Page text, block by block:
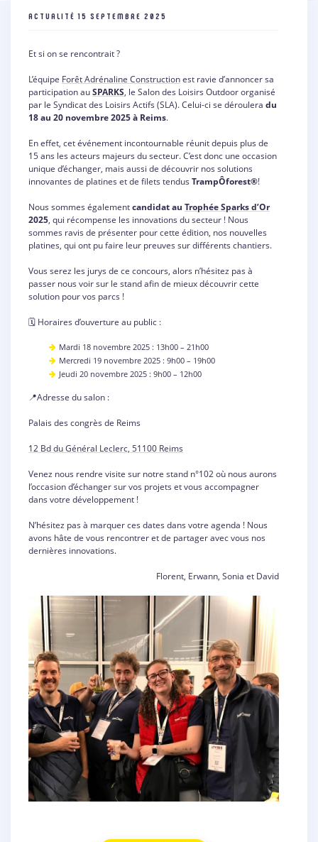
ACTUALITÉ 15 SEPTEMBRE 2025
Et si on se rencontrait ?
L’équipe Forêt Adrénaline Constructionest ravie d’annoncer sa
participation auSPARKS, le Salon des Loisirs Outdoor organisé
par le Syndicat des Loisirs Actifs (SLA). Celui-ci se déroulera du
18 au 20 novembre 2025 à Reims.
En effet, cet événement incontournable réunit depuis plus de
15 ans les acteurs majeurs du secteur. C’est donc une occasion
unique d’échanger, mais aussi de découvrir nos solutions
innovantes de platines et de filets tendus TrampÔforest®!
Nous sommes égalementcandidat au Trophée Sparks d’Or
2025, qui récompense les innovations du secteur ! Nous
sommes ravis de présenter pour cette édition, nos nouvelles
platines, qui ont pu faire leur preuves sur différents chantiers.
Vous serez les jurys de ce concours, alors n’hésitez pas à
passer nous voir sur le stand afin de mieux découvrir cette
solution pour vos parcs !
🗓️ Horaires d’ouverture au public :
Mardi 18 novembre 2025 : 13h00 – 21h00
Mercredi 19 novembre 2025 : 9h00 – 19h00
Jeudi 20 novembre 2025 : 9h00 – 12h00
📍Adresse du salon :
Palais des congrès de Reims
12 Bd du Général Leclerc, 51100 Reims
Venez nous rendre visite sur notre stand n°102 où nous aurons
l’occasion d’échanger sur vos projets et vous accompagner
dans votre développement !
N’hésitez pas à marquer ces dates dans votre agenda ! Nous
avons hâte de vous rencontrer et de partager avec vous nos
dernières innovations.
Florent, Erwann, Sonia et David